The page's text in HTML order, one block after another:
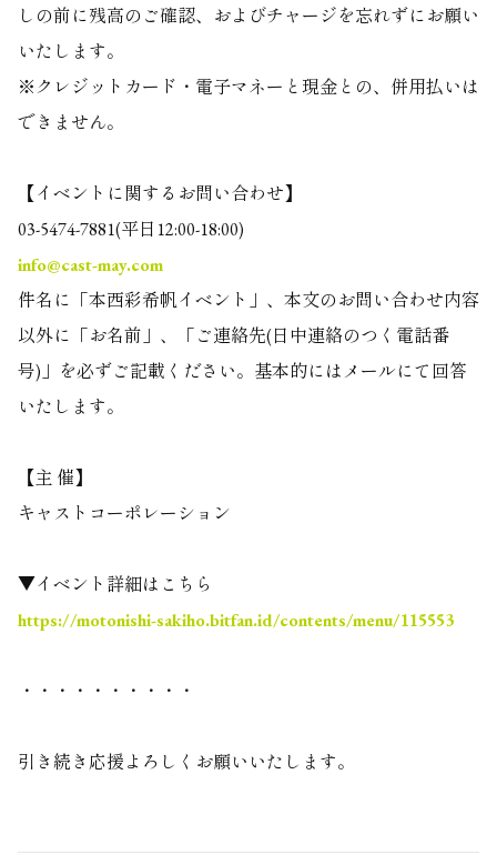
しの前に残高のご確認、およびチャージを忘れずにお願い
いたします。
※クレジットカード・電子マネーと現金との、併用払いは
できません。
【イベントに関するお問い合わせ】
03-5474-7881(平日12:00-18:00)
info@cast-may.com
件名に「本西彩希帆イベント」、本文のお問い合わせ内容
以外に「お名前」、「ご連絡先(日中連絡のつく電話番
号)」を必ずご記載ください。基本的にはメールにて回答
いたします。
【主 催】
キャストコーポレーション
▼イベント詳細はこちら
https://motonishi-sakiho.bitfan.id/contents/menu/115553
・・・・・・・・・・
引き続き応援よろしくお願いいたします。